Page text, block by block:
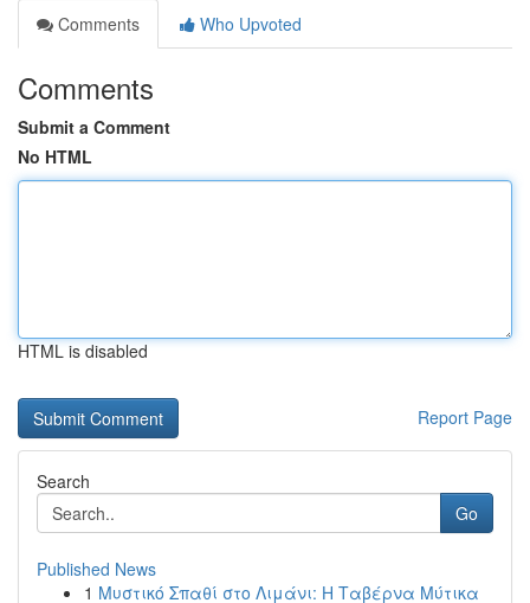
Comments
Who Upvoted
Comments
Submit a Comment
No HTML
HTML is disabled
Report Page
Search
Go
Published News
1 Μυστικό Σπαθί στο Λιμάνι: Η Ταβέρνα Μύτικα